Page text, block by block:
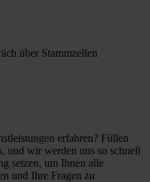
über Stammzellen
erfahren? Füllen
und wir werden uns so schnell
setzen, um Ihnen alle
und Ihre Fragen zu